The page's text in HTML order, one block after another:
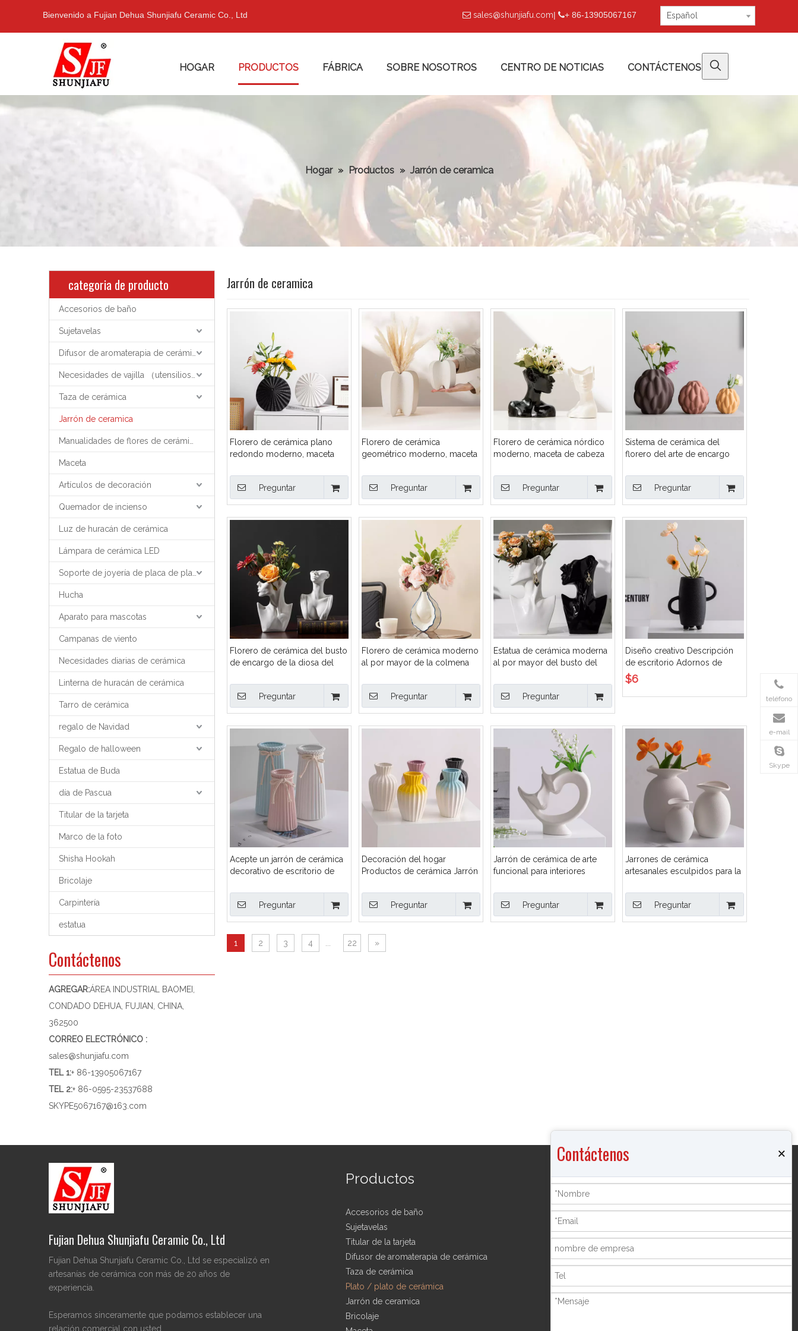
Bienvenido a Fujian Dehua Shunjiafu Ceramic Co., Ltd  sales@shunjiafu.com| + 86-13905067167 Español
HOGAR PRODUCTOS FÁBRICA SOBRE NOSOTROS CENTRO DE NOTICIAS CONTÁCTENOS
Hogar » Productos » Jarrón de ceramica
categoria de producto
Accesorios de baño
Sujetavelas
Taza de cerámica
Jarrón de ceramica
Maceta
Artículos de decoración
Quemador de incienso
Luz de huracán de cerámica
Lámpara de cerámica LED
Hucha
Aparato para mascotas
Campanas de viento
Necesidades diarias de cerámica
Linterna de huracán de cerámica
Tarro de cerámica
regalo de Navidad
Regalo de halloween
Estatua de Buda
día de Pascua
Titular de la tarjeta
Marco de la foto
Shisha Hookah
Bricolaje
Carpintería
estatua
Contáctenos
AGREGAR:ÁREA INDUSTRIAL BAOMEI,
CONDADO DEHUA, FUJIAN, CHINA,
362500
CORREO ELECTRÓNICO :
sales@shunjiafu.com
TEL 1:+ 86-13905067167
TEL 2:+ 86-0595-23537688
SKYPE5067167@163.com
Jarrón de ceramica
Florero de cerámica plano
redondo moderno, maceta
blanco, decoración nórdica
para el hogar, venta al por
mayor, florero de mesa de
Preguntar
Florero de cerámica
geométrico moderno, maceta
mate para decoración nórdica
del hogar, artesanía artística de
gres modernista al por mayor
Preguntar
Florero de cerámica nórdico
moderno, maceta de cabeza
creativo de porcelana con
busto para decoración del
hogar, venta al por mayor
Preguntar
Sistema de cerámica del
florero del arte de encargo
texturizada mate moderna del
brote para el abastecimiento al
por mayor a granel
Preguntar
Florero de cerámica del busto
de encargo de la diosa del
moderno de la escultura del
busto para la decoración de la
oficina del hotel
Preguntar
Florero de cerámica moderno
al por mayor de la colmena
artificiales, pieza central
adaptable del arreglo floral de
OEM/ODM para la decoración
Preguntar
Estatua de cerámica moderna
al por mayor del busto del
decoración casera, soporte de
exhibición de la joyería de las
macetas de la cabeza humana
Preguntar
Diseño creativo Descripción
de escritorio Adornos de
cerámica
$6
Acepte un jarrón de cerámica
decorativo de escritorio de
Preguntar
Decoración del hogar
Productos de cerámica Jarrón
Preguntar
Jarrón de cerámica de arte
funcional para interiores
Preguntar
Jarrones de cerámica
artesanales esculpidos para la
exigentes
Preguntar
1 2 3 4 22 »
Fujian Dehua Shunjiafu Ceramic Co., Ltd
Fujian Dehua Shunjiafu Ceramic Co., Ltd se especializó en
artesanías de cerámica con más de 20 años de
experiencia.
Esperamos sinceramente que podamos establecer una
relación comercial con usted.
Productos
Accesorios de baño
Sujetavelas
Titular de la tarjeta
Difusor de aromaterapia de cerámica
Taza de cerámica
Plato / plato de cerámica
Jarrón de ceramica
Bricolaje
Productos
Quemador de incienso
Marco de la foto
Shisha Hookah
Contáctenos ×
teléfono
e-mail
Skype